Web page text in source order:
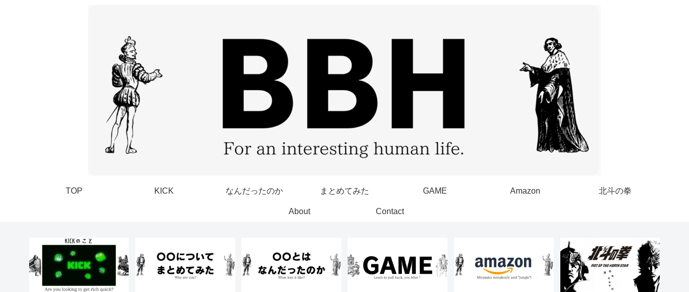
TOP KICK なんだったのか まとめてみた GAME Amazon 北斗の拳
About Contact